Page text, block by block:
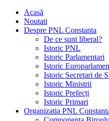
Acasă
Noutati
Despre PNL Constanta
De ce sunt liberal?
Istoric PNL
Istoric Parlamentari
Istoric
Istoric Secretari de
Istoric Ministrii
Istoric Prefecți
Istoric Primari
Organizatia PNL